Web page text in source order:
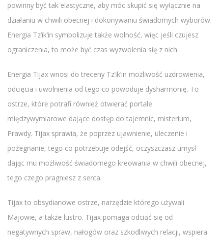
powinny być tak elastyczne, aby móc skupić się wyłącznie na
działaniu w chwili obecnej i dokonywaniu świadomych wyborów.
Energia Tz’ik’in symbolizuje także wolność, więc jeśli czujesz
ograniczenia, to może być czas wyzwolenia się z nich.
Energia Tijax wnosi do treceny Tz’ik’in możliwość uzdrowienia,
odcięcia i uwolnienia od tego co powoduje dysharmonię. To
ostrze, które potrafi również otwierać portale
międzywymiarowe dające dostęp do tajemnic, misterium,
Prawdy. Tijax sprawia, że poprzez ujawnienie, uleczenie i
pożegnanie, tego co potrzebuje odejść, oczyszczasz umysł
dając mu możliwość świadomego kreowania w chwili obecnej,
tego czego pragniesz z serca.
Tijax to obsydianowe ostrze, narzędzie którego używali
Majowie, a także lustro. Tijax pomaga odciąć się od
negatywnych spraw, nałogów oraz szkodliwych relacji, wspiera